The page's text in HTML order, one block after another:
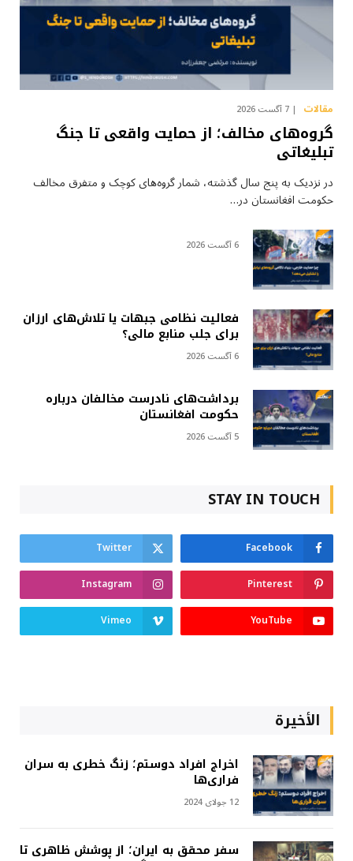
مقالات 7 آگست 2026
گروه‌های مخالف؛ از حمایت واقعی تا جنگ
تبلیغاتی
در نزدیک به پنج سال گذشته، شمار گروه‌های کوچک و متفرق مخالف
حکومت افغانستان در…
6 آگست 2026
فعالیت نظامی جبهات یا تلاش‌های ارزان
برای جلب منابع مالی؟
6 آگست 2026
برداشت‌های نادرست مخالفان درباره
حکومت افغانستان
5 آگست 2026
STAY IN TOUCH
Facebook
Twitter
Pinterest
Instagram
YouTube
Vimeo
الأخيرة
اخراج افراد دوستم؛ زنگ خطری به سران
فراری‌ها
12 جولای 2024
سفر محقق به ایران؛ از پوشش ظاهری تا